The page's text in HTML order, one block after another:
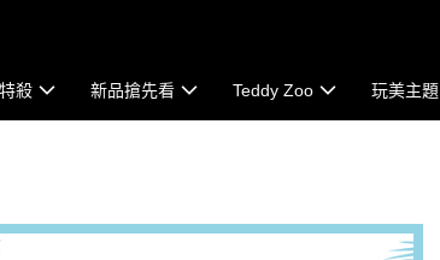
殺 新品搶先看 Teddy Zoo 玩美主題